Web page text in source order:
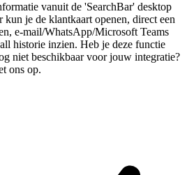
vanuit de 'SearchBar' desktop
je de klantkaart openen, direct een
e-mail/WhatsApp/Microsoft Teams
historie inzien. Heb je deze functie
niet beschikbaar voor jouw integratie?
ons op.